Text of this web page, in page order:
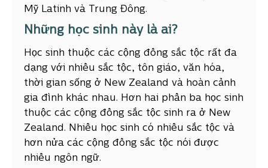
Mỹ Latinh và Trung Đông.
Những học sinh này là ai?
Học sinh thuộc các cộng đồng sắc tộc rất đa
dạng với nhiều sắc tộc, tôn giáo, văn hóa,
thời gian sống ở New Zealand và hoàn cảnh
gia đình khác nhau. Hơn hai phần ba học sinh
thuộc các cộng đồng sắc tộc sinh ra ở New
Zealand. Nhiều học sinh có nhiều sắc tộc và
hơn nửa các cộng đồng sắc tộc nói được
nhiều ngôn ngữ.